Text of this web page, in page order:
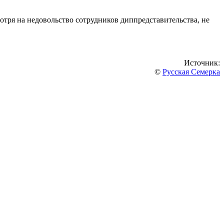
на недовольство сотрудников диппредставительства, не
Источник:
© Русская Семерка